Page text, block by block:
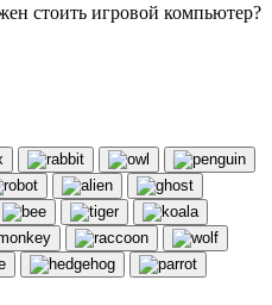
стоить игровой компьютер?